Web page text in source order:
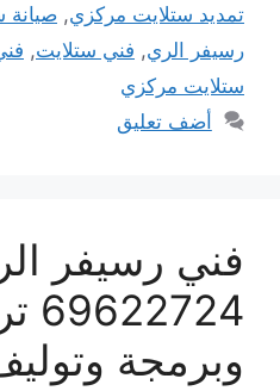
تمديد ستلايت مركزي, صيانة
رسيفر الري, فني ستلايت,
ستلايت مركزي
أضف تعليق
فني رسيفر
وبرمجة